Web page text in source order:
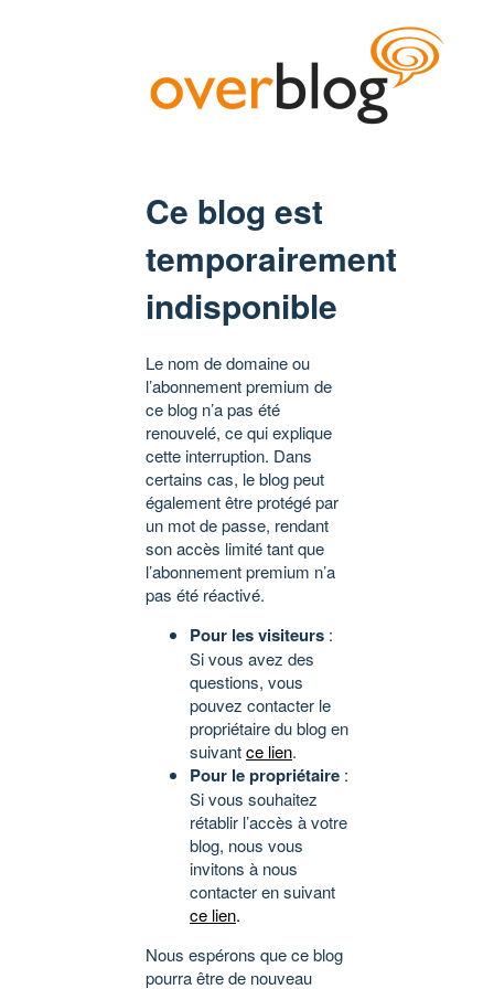
Ce blog est
temporairement
indisponible
Le nom de domaine ou
l’abonnement premium de
ce blog n’a pas été
renouvelé, ce qui explique
cette interruption. Dans
certains cas, le blog peut
également être protégé par
un mot de passe, rendant
son accès limité tant que
l’abonnement premium n’a
pas été réactivé.
Pour les visiteurs :
Si vous avez des
questions, vous
pouvez contacter le
propriétaire du blog en
suivantce lien.
Pour le propriétaire :
Si vous souhaitez
rétablir l’accès à votre
blog, nous vous
invitons à nous
contacter en suivant
ce lien.
Nous espérons que ce blog
pourra être de nouveau